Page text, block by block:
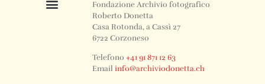
Fondazione Archivio fotografico
Roberto Donetta
Casa Rotonda, a Cassì 27
6722 Corzoneso
Telefono+41 91 871 12 63
Emailinfo@archiviodonetta.ch